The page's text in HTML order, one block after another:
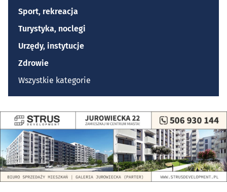
Sport, rekreacja
Turystyka, noclegi
Urzędy, instytucje
Zdrowie
Wszystkie kategorie